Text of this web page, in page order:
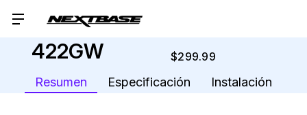
422GW $299.99
Resumen Especificación Instalación